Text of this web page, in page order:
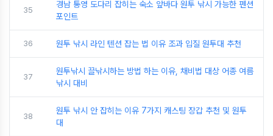
35
경남 통영 도다리 잡히는 숙소 앞바다 원투 낚시 가능한 펜션
포인트
36 원투 낚시 라인 텐션 잡는 법 이유 조과 입질 원투대 추천
37
원투낚시 끌낚시하는 방법 하는 이유, 채비법 대상 어종 여름
낚시 대비
38
원투 낚시 안 잡히는 이유 7가지 캐스팅 장갑 추천 및 원투
대